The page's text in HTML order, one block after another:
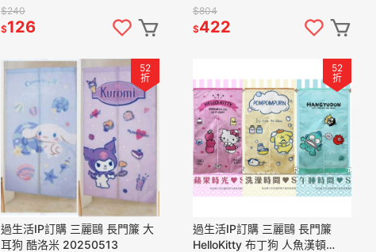
塑膠杯 20250514
$240
$126
$804
$422
52
折
過生活IP訂購 三麗鷗 長門簾 大
耳狗 酷洛米 20250513
52
折
過生活IP訂購 三麗鷗 長門簾
HelloKitty 布丁狗 人魚漢頓